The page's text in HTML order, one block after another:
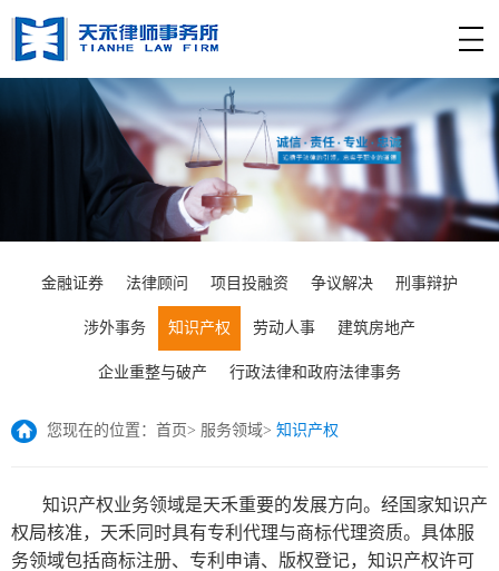
金融证券 法律顾问 项目投融资 争议解决 刑事辩护
涉外事务 知识产权 劳动人事 建筑房地产
企业重整与破产 行政法律和政府法律事务
您现在的位置： 首页> 服务领域> 知识产权
知识产权业务领域是天禾重要的发展方向。经国家知识产
权局核准，天禾同时具有专利代理与商标代理资质。具体服
务领域包括商标注册、专利申请、版权登记，知识产权许可